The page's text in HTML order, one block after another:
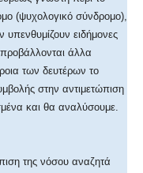
(ψυχολογικό σύνδρομο),
ειδήμονες
άλλα
των δευτέρων το
στην αντιμετώπιση
και θα αναλύσουμε.
της νόσου αναζητά